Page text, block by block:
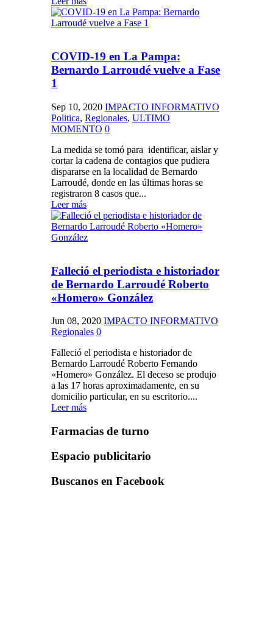
COVID-19 en La Pampa:
Bernardo Larroudé vuelve a Fase
1
Sep 10, 2020 IMPACTO INFORMATIVO
Politica, Regionales, ULTIMO
MOMENTO 0
La medida se tomó para identificar, aislar y
cortar la cadena de contagios que pudiera
dispararse en la localidad de Bernardo
Larroudé, donde en las últimas horas se
registraron 8 casos que...
Leer más
Falleció el periodista e historiador
de Bernardo Larroudé Roberto
«Homero» González
Jun 08, 2020 IMPACTO INFORMATIVO
Regionales 0
Falleció el periodista e historiador de
Bernardo Larroudé Roberto Fernando
«Homero» González. El deceso se produjo
a las 17 horas aproximadamente, en su
domicilio particular, en su escritorio....
Leer más
Farmacias de turno
Espacio publicitario
Buscanos en Facebook